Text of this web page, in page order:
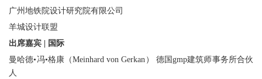
广州地铁院设计研究院有限公司
羊城设计联盟
出席嘉宾 | 国际
曼哈德•冯•格康（Meinhard von Gerkan） 德国gmp建筑师事务所合伙
人